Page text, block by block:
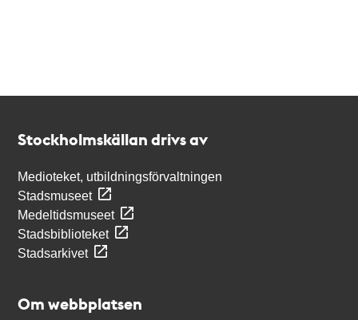
Stockholmskällan drivs av
Medioteket, utbildningsförvaltningen
Stadsmuseet
Medeltidsmuseet
Stadsbiblioteket
Stadsarkivet
Om webbplatsen